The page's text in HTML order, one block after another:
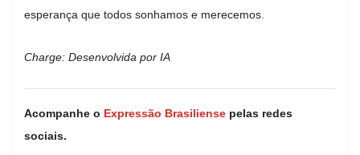
esperança que todos sonhamos e merecemos.
Charge: Desenvolvida por IA
Acompanhe o Expressão Brasiliense pelas redes
sociais.